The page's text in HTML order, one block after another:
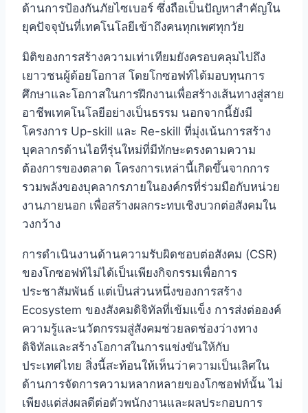
ด้านการป้องกันภัยไซเบอร์ ซึ่งถือเป็นปัญหาสำคัญใน
ยุคปัจจุบันที่เทคโนโลยีเข้าถึงคนทุกเพศทุกวัย
มิติของการสร้างความเท่าเทียมยังครอบคลุมไปถึง
เยาวชนผู้ด้อยโอกาส โดยโกซอฟท์ได้มอบทุนการ
ศึกษาและโอกาสในการฝึกงานเพื่อสร้างเส้นทางสู่สาย
อาชีพเทคโนโลยีอย่างเป็นธรรม นอกจากนี้ยังมี
โครงการ Up-skill และ Re-skill ที่มุ่งเน้นการสร้าง
บุคลากรด้านไอทีรุ่นใหม่ที่มีทักษะตรงตามความ
ต้องการของตลาด โครงการเหล่านี้เกิดขึ้นจากการ
รวมพลังของบุคลากรภายในองค์กรที่ร่วมมือกับหน่วย
งานภายนอก เพื่อสร้างผลกระทบเชิงบวกต่อสังคมใน
วงกว้าง
การดำเนินงานด้านความรับผิดชอบต่อสังคม (CSR)
ของโกซอฟท์ไม่ได้เป็นเพียงกิจกรรมเพื่อการ
ประชาสัมพันธ์ แต่เป็นส่วนหนึ่งของการสร้าง
Ecosystem ของสังคมดิจิทัลที่เข้มแข็ง การส่งต่อองค์
ความรู้และนวัตกรรมสู่สังคมช่วยลดช่องว่างทาง
ดิจิทัลและสร้างโอกาสในการแข่งขันให้กับ
ประเทศไทย สิ่งนี้สะท้อนให้เห็นว่าความเป็นเลิศใน
ด้านการจัดการความหลากหลายของโกซอฟท์นั้น ไม่
เพียงแต่ส่งผลดีต่อตัวพนักงานและผลประกอบการ